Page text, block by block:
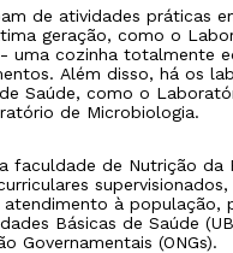
de atividades práticas
geração, como o
uma cozinha totalmente
Além disso, há os
Saúde, como o
de Microbiologia.
faculdade de Nutrição da
supervisionados,
à população,
Básicas de Saúde
Governamentais (ONGs).